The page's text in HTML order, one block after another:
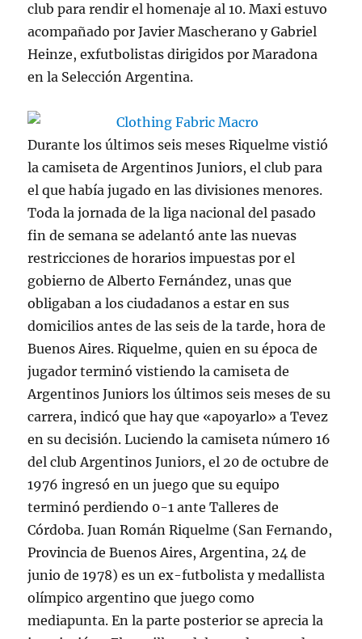
club para rendir el homenaje al 10. Maxi estuvo
acompañado por Javier Mascherano y Gabriel
Heinze, exfutbolistas dirigidos por Maradona
en la Selección Argentina.
Durante los últimos seis meses Riquelme vistió
la camiseta de Argentinos Juniors, el club para
el que había jugado en las divisiones menores.
Toda la jornada de la liga nacional del pasado
fin de semana se adelantó ante las nuevas
restricciones de horarios impuestas por el
gobierno de Alberto Fernández, unas que
obligaban a los ciudadanos a estar en sus
domicilios antes de las seis de la tarde, hora de
Buenos Aires. Riquelme, quien en su época de
jugador terminó vistiendo la camiseta de
Argentinos Juniors los últimos seis meses de su
carrera, indicó que hay que «apoyarlo» a Tevez
en su decisión. Luciendo la camiseta número 16
del club Argentinos Juniors, el 20 de octubre de
1976 ingresó en un juego que su equipo
terminó perdiendo 0-1 ante Talleres de
Córdoba. Juan Román Riquelme (San Fernando,
Provincia de Buenos Aires, Argentina, 24 de
junio de 1978) es un ex-futbolista y medallista
olímpico argentino que juego como
mediapunta. En la parte posterior se aprecia la